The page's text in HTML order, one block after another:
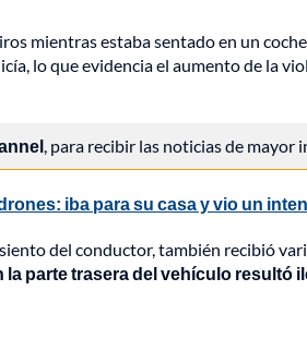
mientras estaba sentado en un
lo que evidencia el aumento de la
, para recibir las noticias de mayor
iba para su casa y vio un
del conductor, también recibió
la parte trasera del vehículo resultó